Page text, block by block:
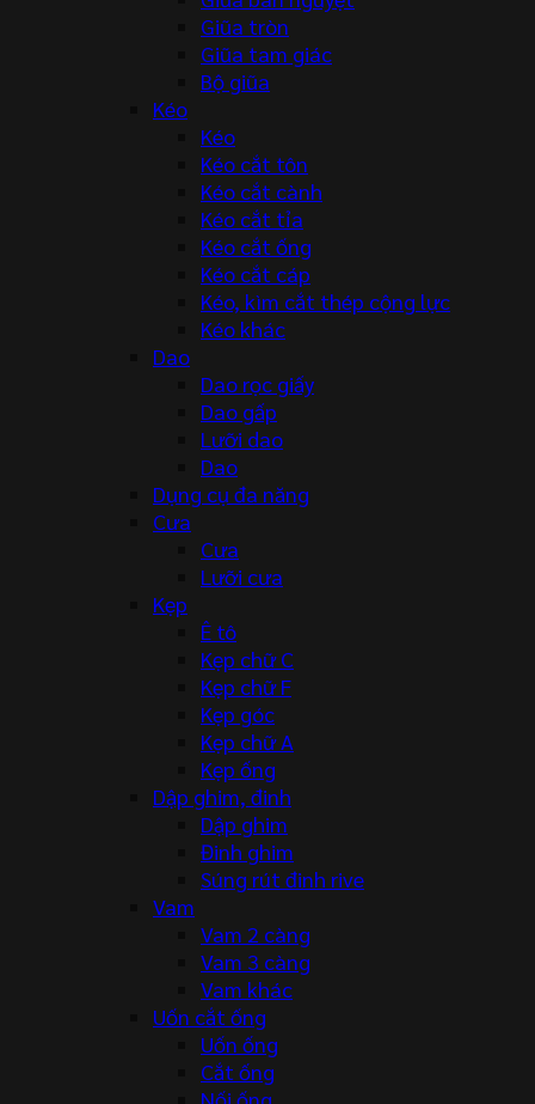
Giũa tròn
Giũa tam giác
Bộ giũa
Kéo
Kéo
Kéo cắt tôn
Kéo cắt cành
Kéo cắt tỉa
Kéo cắt ống
Kéo cắt cáp
Kéo, kìm cắt thép cộng lực
Kéo khác
Dao
Dao rọc giấy
Dao gấp
Lưỡi dao
Dao
Dụng cụ đa năng
Cưa
Cưa
Lưỡi cưa
Kẹp
Ê tô
Kẹp chữ C
Kẹp chữ F
Kẹp góc
Kẹp chữ A
Kẹp ống
Dập ghim, đinh
Dập ghim
Đinh ghim
Súng rút đinh rive
Vam
Vam 2 càng
Vam 3 càng
Vam khác
Uốn cắt ống
Uốn ống
Cắt ống
Nối ống